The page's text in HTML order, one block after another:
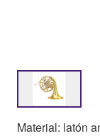
Material: latón